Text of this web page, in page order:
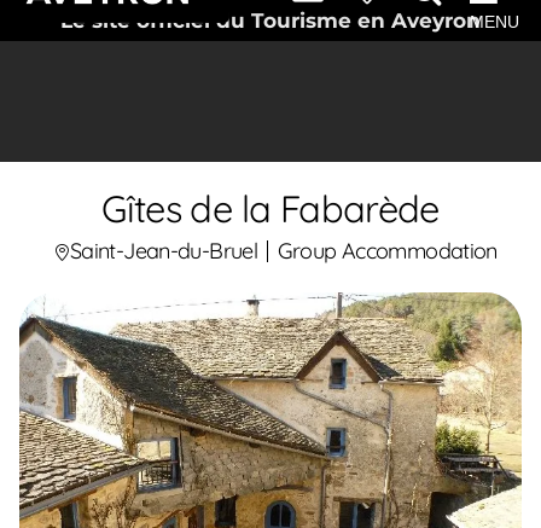
Le site officiel du Tourisme en AveyronMENU
Gîtes de la Fabarède
Saint-Jean-du-Bruel Group Accommodation